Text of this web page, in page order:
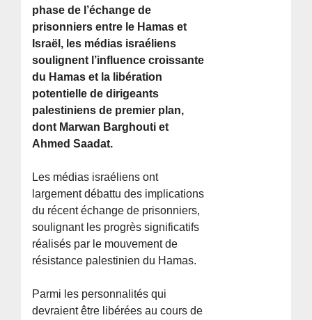
phase de l’échange de
prisonniers entre le Hamas et
Israël, les médias israéliens
soulignent l’influence croissante
du Hamas et la libération
potentielle de dirigeants
palestiniens de premier plan,
dont Marwan Barghouti et
Ahmed Saadat.
Les médias israéliens ont
largement débattu des implications
du récent échange de prisonniers,
soulignant les progrès significatifs
réalisés par le mouvement de
résistance palestinien du Hamas.
Parmi les personnalités qui
devraient être libérées au cours de